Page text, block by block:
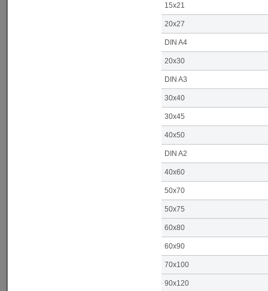
15x21
20x27
DIN A4
20x30
DIN A3
30x40
30x45
40x50
DIN A2
40x60
50x70
50x75
60x80
60x90
70x100
90x120